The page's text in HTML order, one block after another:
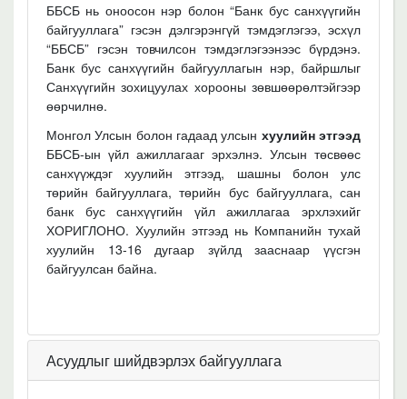
ББСБ нь оноосон нэр болон “Банк бус санхүүгийн
байгууллага” гэсэн дэлгэрэнгүй тэмдэглэгээ, эсхүл
“ББСБ” гэсэн товчилсон тэмдэглэгээнээс бүрдэнэ.
Банк бус санхүүгийн байгууллагын нэр, байршлыг
Санхүүгийн зохицуулах хорооны зөвшөөрөлтэйгээр
өөрчилнө.
Монгол Улсын болон гадаад улсын хуулийн этгээд
ББСБ-ын үйл ажиллагааг эрхэлнэ. Улсын төсвөөс
санхүүждэг хуулийн этгээд, шашны болон улс
төрийн байгууллага, төрийн бус байгууллага, сан
банк бус санхүүгийн үйл ажиллагаа эрхлэхийг
ХОРИГЛОНО. Хуулийн этгээд нь Компанийн тухай
хуулийн 13-16 дугаар зүйлд зааснаар үүсгэн
байгуулсан байна.
Асуудлыг шийдвэрлэх байгууллага